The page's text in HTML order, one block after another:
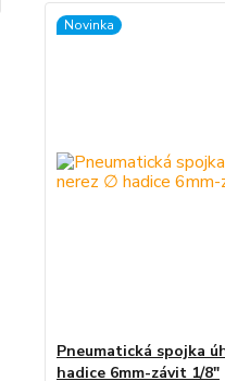
Novinka
Pneumatická spojka
hadice 6mm-závit 1/8"